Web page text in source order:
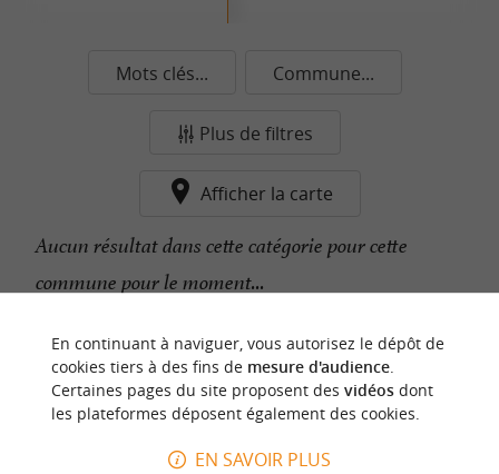
Mots clés... Commune...
Plus de filtres
Afficher la carte
Aucun résultat dans cette catégorie pour cette
commune pour le moment...
n
o
t
r
e
c
o
u
p
d
e
c
o
e
u
r
En continuant à naviguer, vous autorisez le dépôt de
cookies tiers à des fins de mesure d'audience.
Certaines pages du site proposent des vidéosdont
les plateformes déposent également des cookies.
EN SAVOIR PLUS